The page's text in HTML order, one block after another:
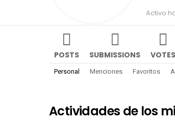
Activo
POSTS SUBMISSIONS VOTES
Personal Menciones Favoritos
Actividades de los